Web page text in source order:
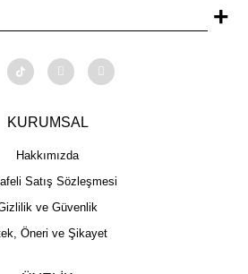
+
KURUMSAL
Hakkımızda
Satış Sözleşmesi
ve Güvenlik
Öneri ve Şikayet